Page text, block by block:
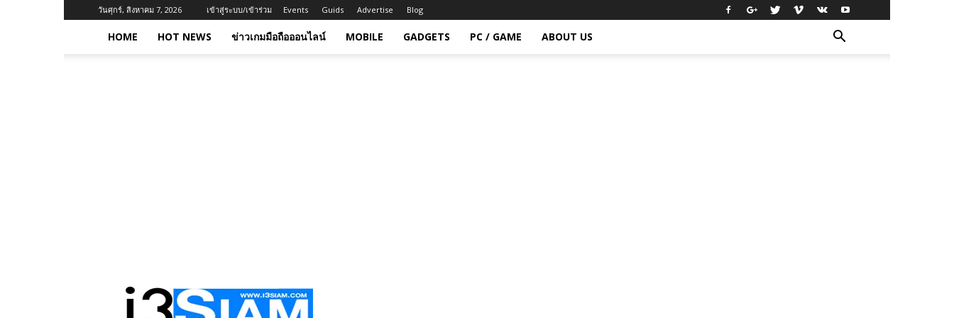
วันศุกร์, สิงหาคม 7, 2026 เข้าสู่ระบบ/เข้าร่วม Events Guids Advertise Blog
HOME HOT NEWS ข่าวเกมมือถือออนไลน์ MOBILE GADGETS PC / GAME ABOUT US
I3siam